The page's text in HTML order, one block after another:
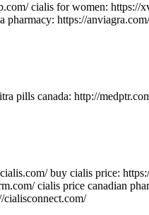
cialis for women:
https://
pills canada: http://
buy cialis price:
cialis price canadian
cialisconnect.com/